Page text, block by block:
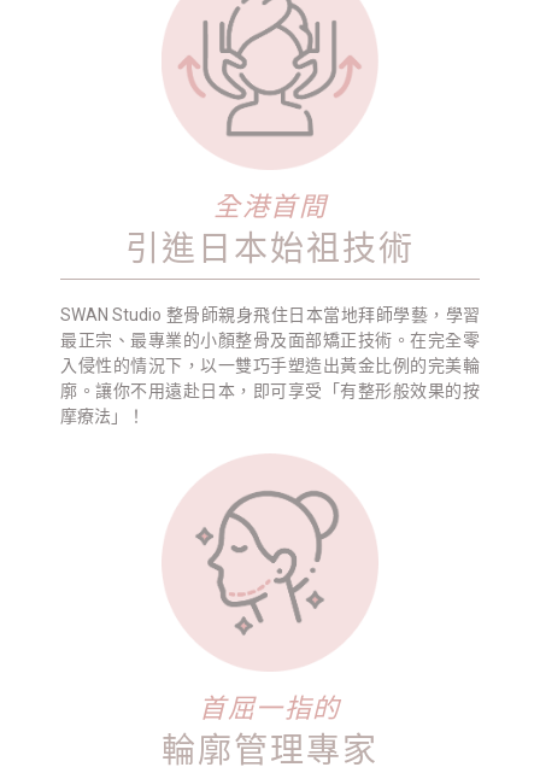
全港首間
引進日本始祖技術
SWAN Studio 整骨師親身飛住日本當地拜師學藝，學習
最正宗、最專業的小顏整骨及面部矯正技術。在完全零
入侵性的情況下，以一雙巧手塑造出黃金比例的完美輪
廓。讓你不用遠赴日本，即可享受「有整形般效果的按
摩療法」！
首屈一指的
輪廓管理專家